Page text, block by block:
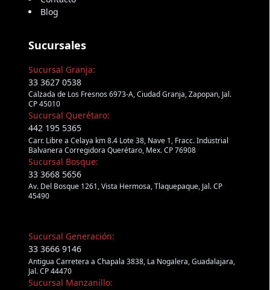
Blog
Sucursales
Sucursal Granja:
33 3627 0538
Calzada de Los Fresnos 6973-A, Ciudad Granja, Zapopan, Jal.
CP 45010
Sucursal Querétaro:
442 195 5365
Carr. Libre a Celaya km 8.4 Lote 38, Nave 1, Fracc. Industrial
Balvanera Corregidora Querétaro, Mex. CP 76908
Sucursal Bosque:
33 3668 5656
Av. Del Bosque 1261, Vista Hermosa, Tlaquepaque, Jal. CP
45490
Sucursal Generación:
33 3666 9146
Antigua Carretera a Chapala 3838, La Nogalera, Guadalajara,
Jal. CP 44470
Sucursal Manzanillo: